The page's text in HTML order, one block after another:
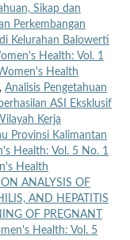
Sikap dan
Perkembangan
Kelurahan Balowerti
Health: Vol. 1
Health
Analisis Pengetahuan
ASI Eksklusif
Kerja
Provinsi Kalimantan
Health: Vol. 5 No. 1
Health
ANALYSIS OF
AND HEPATITIS
OF PREGNANT
Health: Vol. 5